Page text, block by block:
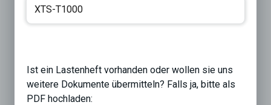
Ist ein Lastenheft vorhanden oder wollen sie uns
weitere Dokumente übermitteln? Falls ja, bitte als
PDF hochladen: